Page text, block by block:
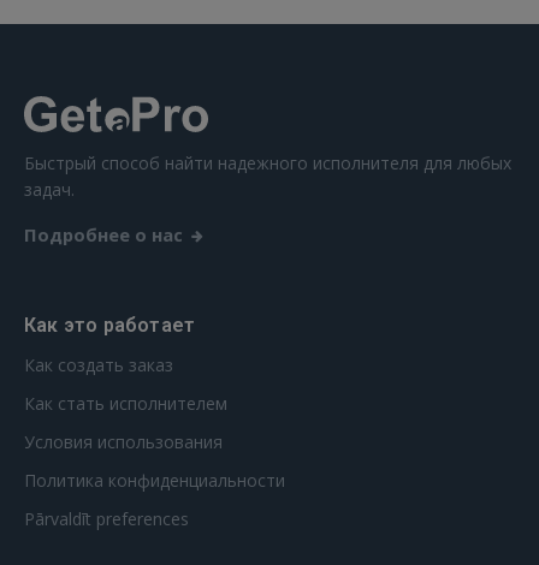
Ещё не зарегистрированы?
РЕГИСТРАЦИЯ
Быстрый способ найти надежного исполнителя для любых
задач.
Подробнее о нас
Как это работает
Как создать заказ
Как стать исполнителем
Условия использования
Политика конфиденциальности
Pārvaldīt preferences